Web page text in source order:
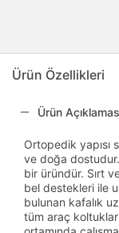
Ürün Özellikleri
Ürün
Ortopedik yapısı
ve doğa
bir üründür. Sırt
bel destekleri ile
bulunan kafalık
tüm araç